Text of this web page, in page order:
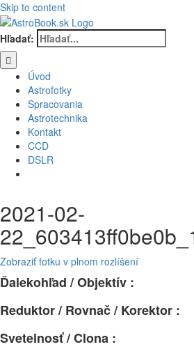
Skip to content
Hľadať:
Úvod
Astrofotky
Spracovania
Astrotechnika
Kontakt
CCD
DSLR
2021-02-
Zobraziť fotku v plnom rozlíšení
Ďalekohľad / Objektív :
Reduktor / Rovnač / Korektor :
Svetelnosť / Clona :